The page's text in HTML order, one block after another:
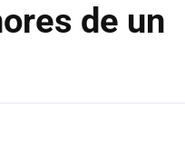
de un